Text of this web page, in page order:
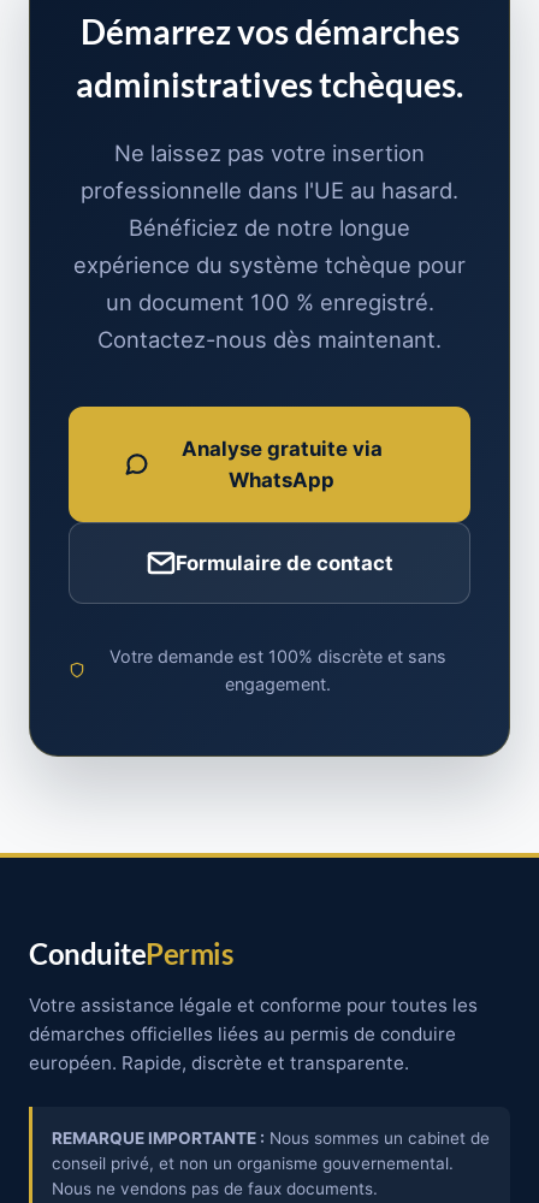
Démarrez vos démarches
administratives tchèques.
Ne laissez pas votre insertion
professionnelle dans l'UE au hasard.
Bénéficiez de notre longue
expérience du système tchèque pour
un document 100 % enregistré.
Contactez-nous dès maintenant.
Analyse gratuite via
WhatsApp
Formulaire de contact
Votre demande est 100% discrète et sans
engagement.
ConduitePermis
Votre assistance légale et conforme pour toutes les
démarches officielles liées au permis de conduire
européen. Rapide, discrète et transparente.
REMARQUE IMPORTANTE : Nous sommes un cabinet de
conseil privé, et non un organisme gouvernemental.
Nous ne vendons pas de faux documents.